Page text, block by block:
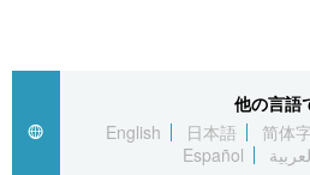
他の言語
English
日本語 简体
Español